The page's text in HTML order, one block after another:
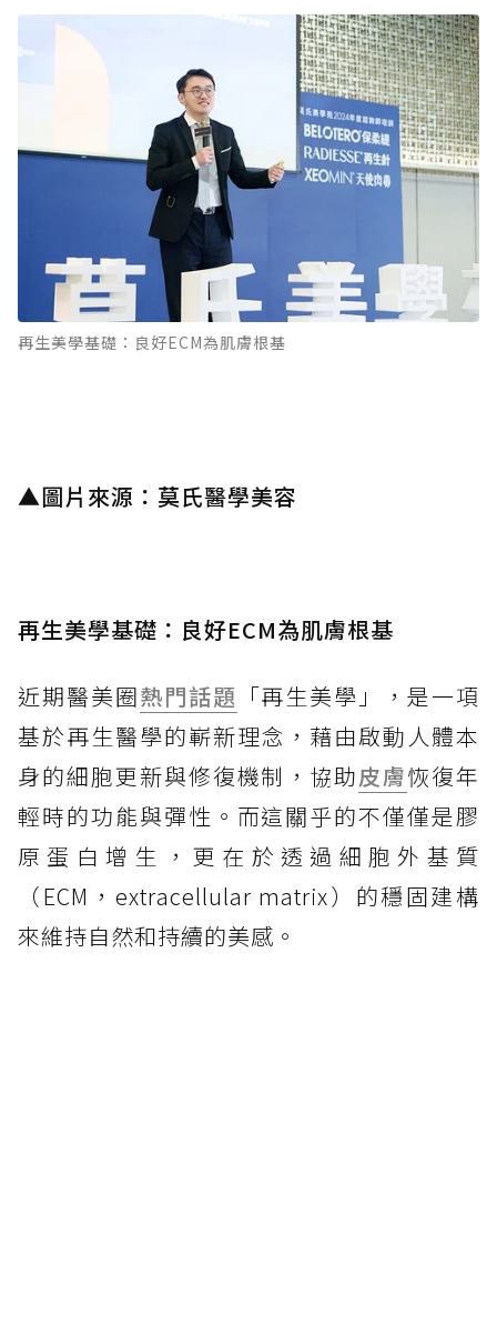
再生美學基礎：良好ECM為肌膚根基
▲圖片來源：莫氏醫學美容
再生美學基礎：良好ECM為肌膚根基
近期醫美圈熱門話題 「再生美學」，是一項
基於再生醫學的嶄新理念，藉由啟動人體本
身的細胞更新與修復機制，協助皮膚恢復年
輕時的功能與彈性。而這關乎的不僅僅是膠
原蛋白增生，更在於透過細胞外基質
（ECM，extracellular matrix）的穩固建構
來維持自然和持續的美感。